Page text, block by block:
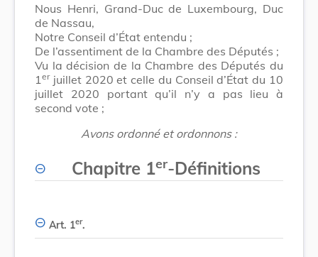
Nous Henri, Grand-Duc de Luxembourg, Duc
de Nassau,
Notre Conseil d’État entendu ;
De l’assentiment de la Chambre des Députés ;
Vu la décision de la Chambre des Députés du
1 erjuillet 2020 et celle du Conseil d’État du 10
juillet 2020 portant qu’il n’y a pas lieu à
second vote ;
Avons ordonné et ordonnons :
Chapitre 1er-Définitions
Art. 1er.